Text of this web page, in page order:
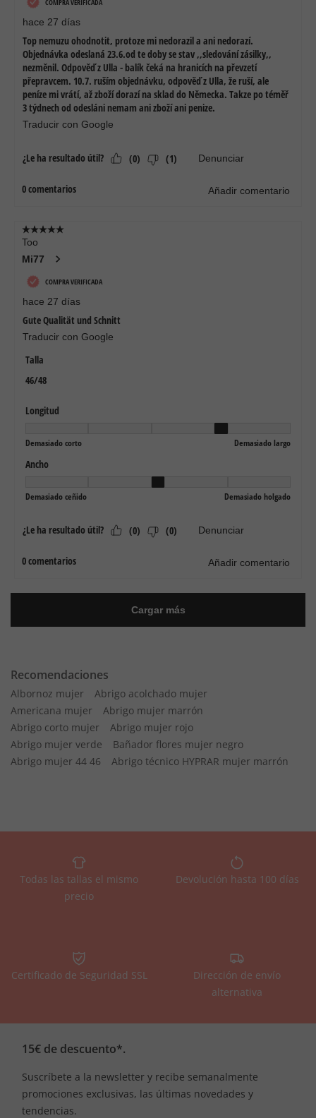
Recomendaciones
Albornoz mujer
Abrigo acolchado mujer
Americana mujer
Abrigo mujer marrón
Abrigo corto mujer
Abrigo mujer rojo
Abrigo mujer verde
Bañador flores mujer negro
Abrigo mujer 44 46
Abrigo técnico HYPRAR mujer marrón
Todas las tallas el mismo
precio
Devolución hasta 100 días
Certificado de Seguridad SSL
Dirección de envío
alternativa
15€ de descuento*.
Suscríbete a la newsletter y recibe semanalmente
promociones exclusivas, las últimas novedades y
tendencias.